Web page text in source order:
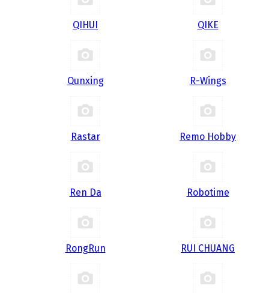
QIHUI QIKE
Qunxing R-Wings
Rastar Remo Hobby
Ren Da Robotime
RongRun RUI CHUANG